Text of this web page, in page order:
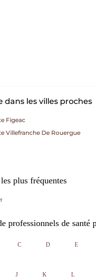
dans les villes proches
Figeac
Villefranche De Rouergue
plus fréquentes
professionnels de santé
C D E
J K L